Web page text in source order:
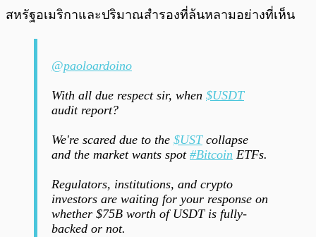
สหรัฐอเมริกาและปริมาณสำรองที่ล้นหลามอย่างที่เห็น
@paoloardoino
With all due respect sir, when $USDT
audit report?
We're scared due to the $USTcollapse
and the market wants spot #Bitcoin ETFs.
Regulators, institutions, and crypto
investors are waiting for your response on
whether $75B worth of USDT is fully-
backed or not.